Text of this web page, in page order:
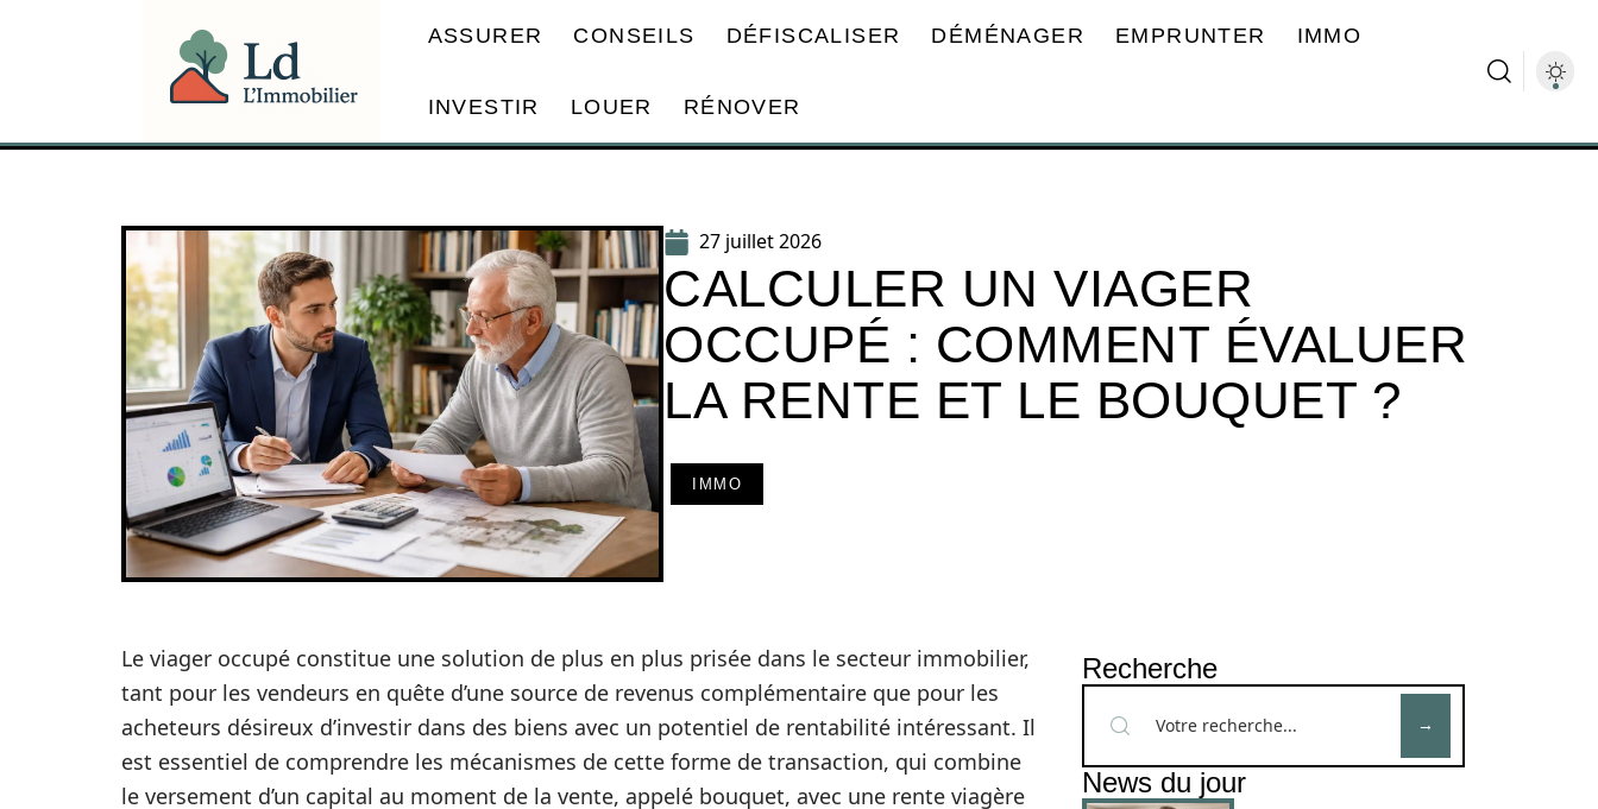
ASSURER CONSEILS DÉFISCALISER DÉMÉNAGER EMPRUNTER IMMO
INVESTIR LOUER RÉNOVER
27 juillet 2026
CALCULER UN VIAGER
OCCUPÉ : COMMENT ÉVALUER
LA RENTE ET LE BOUQUET ?
IMMO
Le viager occupé constitue une solution de plus en plus prisée dans le secteur immobilier,
tant pour les vendeurs en quête d’une source de revenus complémentaire que pour les
acheteurs désireux d’investir dans des biens avec un potentiel de rentabilité intéressant. Il
est essentiel de comprendre les mécanismes de cette forme de transaction, qui combine
le versement d’un capital au moment de la vente, appelé bouquet, avec une rente viagère
Recherche
News du jour